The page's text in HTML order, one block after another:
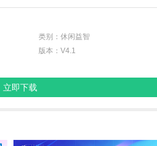
类别：休闲益智
版本：V4.1
立即下载